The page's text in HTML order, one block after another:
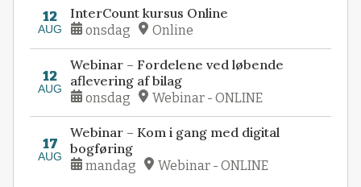
12
AUG
InterCount kursus Online
onsdag Online
12
AUG
Webinar – Fordelene ved løbende
aflevering af bilag
onsdag Webinar - ONLINE
17
AUG
Webinar – Kom i gang med digital
bogføring
mandag Webinar - ONLINE